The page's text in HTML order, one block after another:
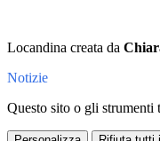
Locandina creata da
Notizie
Questo sito o gli strumenti